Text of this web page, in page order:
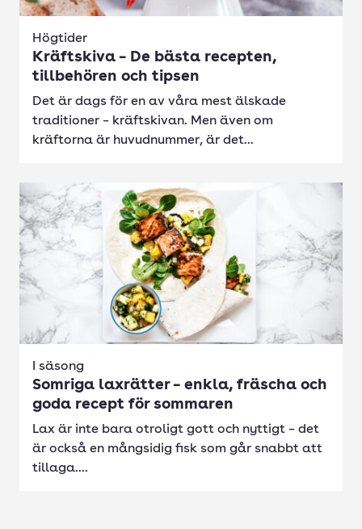
Högtider
Kräftskiva – De bästa recepten,
tillbehören och tipsen
Det är dags för en av våra mest älskade
traditioner – kräftskivan. Men även om
kräftorna är huvudnummer, är det...
I säsong
Somriga laxrätter – enkla, fräscha och
goda recept för sommaren
Lax är inte bara otroligt gott och nyttigt – det
är också en mångsidig fisk som går snabbt att
tillaga....